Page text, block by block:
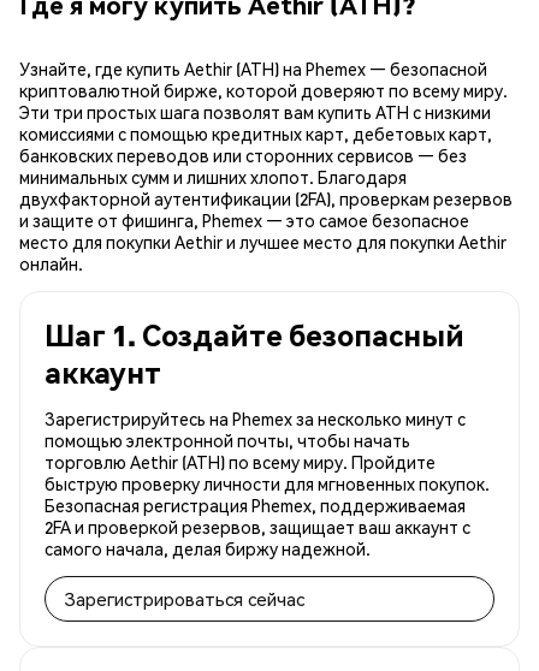
Узнайте, где купить Aethir (ATH) на Phemex — безопасной
криптовалютной бирже, которой доверяют по всему миру.
Эти три простых шага позволят вам купить ATH с низкими
комиссиями с помощью кредитных карт, дебетовых карт,
банковских переводов или сторонних сервисов — без
минимальных сумм и лишних хлопот. Благодаря
двухфакторной аутентификации (2FA), проверкам резервов
и защите от фишинга, Phemex — это самое безопасное
место для покупки Aethir и лучшее место для покупки Aethir
онлайн.
Шаг 1. Создайте безопасный
аккаунт
Зарегистрируйтесь на Phemex за несколько минут с
помощью электронной почты, чтобы начать
торговлю Aethir (ATH) по всему миру. Пройдите
быструю проверку личности для мгновенных покупок.
Безопасная регистрация Phemex, поддерживаемая
2FA и проверкой резервов, защищает ваш аккаунт с
самого начала, делая биржу надежной.
Зарегистрироваться сейчас